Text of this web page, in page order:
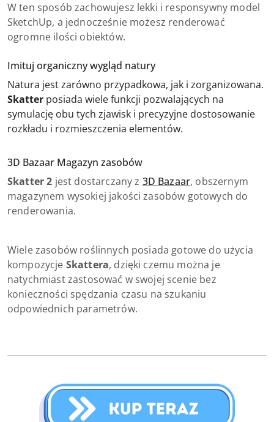
W ten sposób zachowujesz lekki i responsywny model
SketchUp, a jednocześnie możesz renderować
ogromne ilości obiektów.
Imituj organiczny wygląd natury
Natura jest zarówno przypadkowa, jak i zorganizowana.
Skatter posiada wiele funkcji pozwalających na
symulację obu tych zjawisk i precyzyjne dostosowanie
rozkładu i rozmieszczenia elementów.
3D Bazaar Magazyn zasobów
Skatter 2 jest dostarczany z 3D Bazaar, obszernym
magazynem wysokiej jakości zasobów gotowych do
renderowania.
Wiele zasobów roślinnych posiada gotowe do użycia
kompozycje Skattera, dzięki czemu można je
natychmiast zastosować w swojej scenie bez
konieczności spędzania czasu na szukaniu
odpowiednich parametrów.